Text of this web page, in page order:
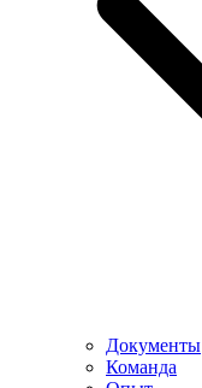
Документы
Команда